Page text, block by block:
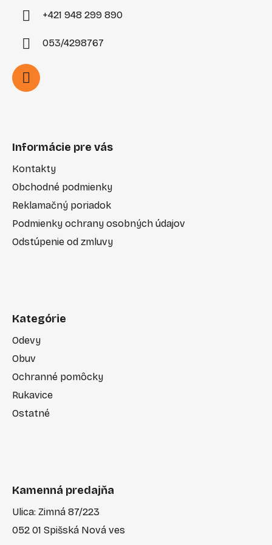
+421 948 299 890
053/4298767
Informácie pre vás
Kontakty
Obchodné podmienky
Reklamačný poriadok
Podmienky ochrany osobných údajov
Odstúpenie od zmluvy
Kategórie
Odevy
Obuv
Ochranné pomôcky
Rukavice
Ostatné
Kamenná predajňa
Ulica: Zimná 87/223
052 01 Spišská Nová ves